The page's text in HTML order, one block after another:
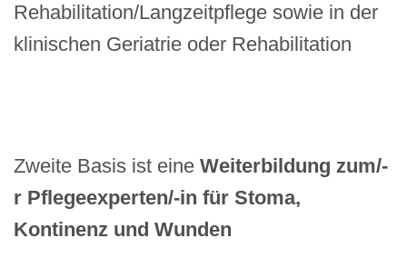
Rehabilitation/Langzeitpflege sowie in der
klinischen Geriatrie oder Rehabilitation
Zweite Basis ist eine Weiterbildung zum/-
r Pflegeexperten/-in für Stoma,
Kontinenz und Wunden